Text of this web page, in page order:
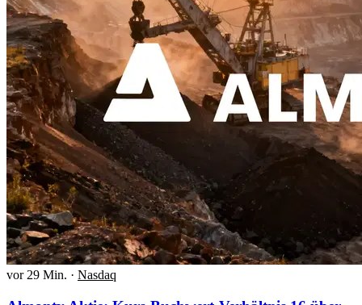
vor 29 Min. · Nasdaq